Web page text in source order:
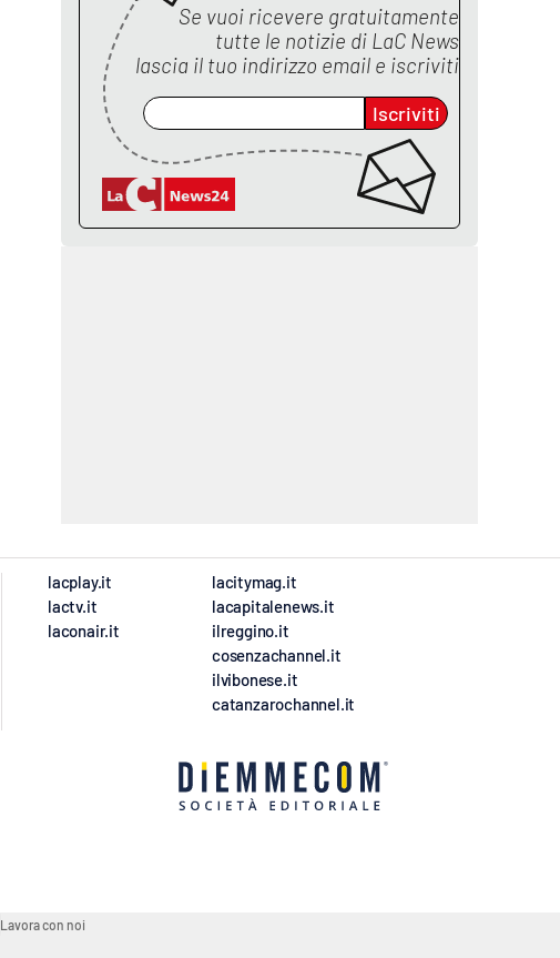
Se vuoi ricevere gratuitamente
tutte le notizie di LaC News
lascia il tuo indirizzo email e iscriviti
Iscriviti
lacplay.it
lactv.it
laconair.it
lacitymag.it
lacapitalenews.it
ilreggino.it
cosenzachannel.it
ilvibonese.it
catanzarochannel.it
Lavora con noi